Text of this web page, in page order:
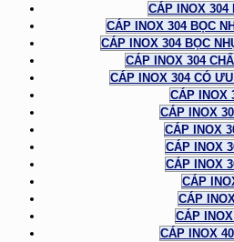
CÁP INOX 304
CÁP INOX 304 BỌC
CÁP INOX 304 BỌC
CÁP INOX 304
CÁP INOX 304 CÓ
CÁP INOX
CÁP INOX
CÁP INOX
CÁP INOX
CÁP INOX
CÁP
CÁP
CÁP
CÁP INOX